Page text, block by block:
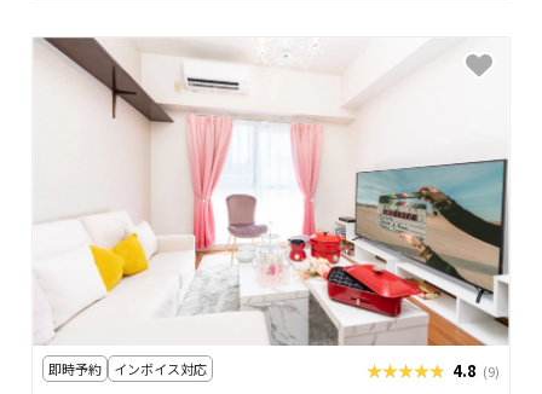
即時予約 インボイス対応 ★★★★★
★★★★★ 4.8 (9)